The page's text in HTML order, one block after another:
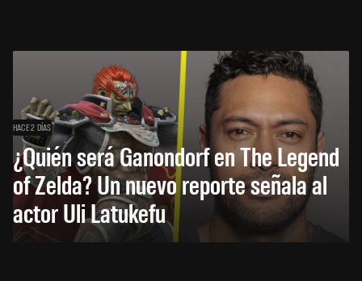
HACE 2 DÍAS
¿Quién será Ganondorf en The Legend
of Zelda? Un nuevo reporte señala al
actor Uli Latukefu